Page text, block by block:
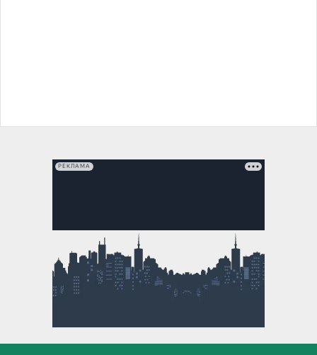
РЕКЛАМА